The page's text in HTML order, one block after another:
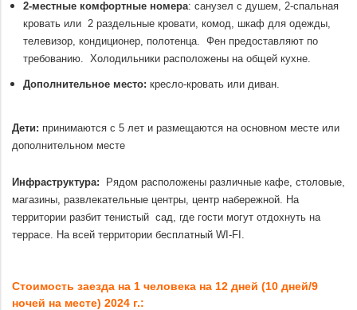
2-местные комфортные номера: санузел с душем, 2-спальная
кровать или 2 раздельные кровати, комод, шкаф для одежды,
телевизор, кондиционер, полотенца. Фен предоставляют по
требованию. Холодильники расположены на общей кухне.
Дополнительное место: кресло-кровать или диван.
Дети: принимаются с 5 лет и размещаются на основном месте или
дополнительном месте
Инфраструктура:
Рядом расположены различные кафе, столовые,
магазины, развлекательные центры, центр набережной. На
территории разбит тенистый сад, где гости могут отдохнуть на
террасе. На всей территории бесплатный WI-FI.
Стоимость заезда на 1 человека на 12 дней (10 дней/9
ночей на месте) 2024 г.: